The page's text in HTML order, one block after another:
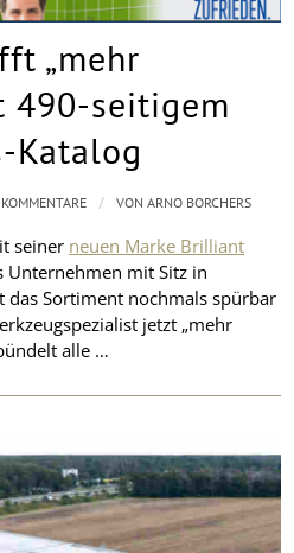
„mehr
490-seitigem
Katalog
seiner neuen Marke Brilliant
Unternehmen mit Sitz in
das Sortiment nochmals spürbar
jetzt „mehr
alle …
/ VONARNO BORCHERS